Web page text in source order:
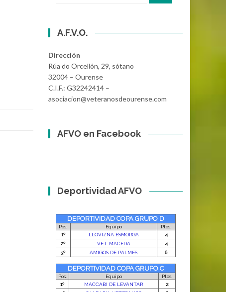
A.F.V.O.
Dirección
Rúa do Orcellón, 29, sótano
32004 – Ourense
C.I.F.: G32242414 –
asociacion@veteranosdeourense.com
AFVO en Facebook
Deportividad AFVO